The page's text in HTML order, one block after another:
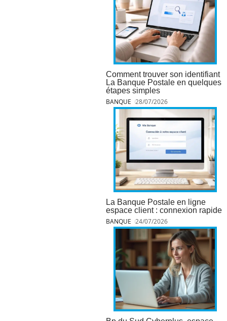
Comment trouver son identifiant
La Banque Postale en quelques
étapes simples
BANQUE 28/07/2026
La Banque Postale en ligne
espace client : connexion rapide
BANQUE 24/07/2026